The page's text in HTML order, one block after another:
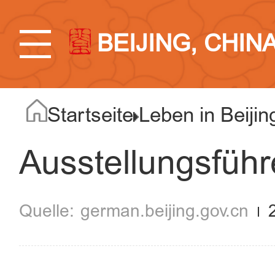
BEIJING,
Startseite Leben in
german.beijing.gov.cn